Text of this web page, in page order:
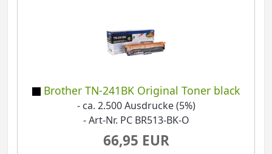
Brother TN-241BK Original Toner black
- ca. 2.500 Ausdrucke (5%)
- Art-Nr. PC BR513-BK-O
66,95 EUR